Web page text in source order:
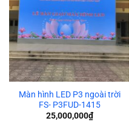
Màn hình LED P3 ngoài trời
FS- P3FUD-1415
25,000,000₫